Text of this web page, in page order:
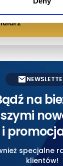
na
i
specjalne
klientów!